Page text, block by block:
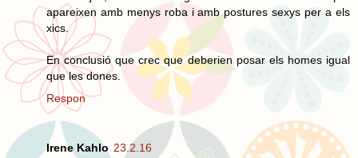
apareixen amb menys roba i amb postures sexys per a els
xics.
En conclusió que crec que deberien posar els homes igual
que les dones.
Respon
Irene Kahlo 23.2.16